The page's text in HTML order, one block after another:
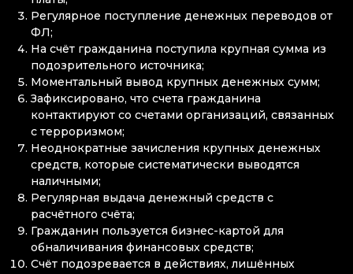
Регулярное поступление денежных переводов от
ФЛ;
На счёт гражданина поступила крупная сумма из
подозрительного источника;
Моментальный вывод крупных денежных сумм;
Зафиксировано, что счета гражданина
контактируют со счетами организаций, связанных
с терроризмом;
Неоднократные зачисления крупных денежных
средств, которые систематически выводятся
наличными;
Регулярная выдача денежный средств с
расчётного счёта;
Гражданин пользуется бизнес-картой для
обналичивания финансовых средств;
Счёт подозревается в действиях, лишённых